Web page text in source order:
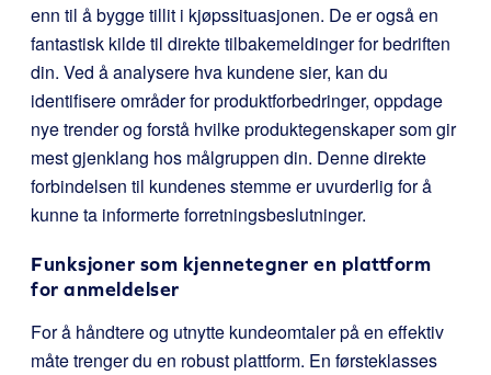
enn til å bygge tillit i kjøpssituasjonen. De er også en
fantastisk kilde til direkte tilbakemeldinger for bedriften
din. Ved å analysere hva kundene sier, kan du
identifisere områder for produktforbedringer, oppdage
nye trender og forstå hvilke produktegenskaper som gir
mest gjenklang hos målgruppen din. Denne direkte
forbindelsen til kundenes stemme er uvurderlig for å
kunne ta informerte forretningsbeslutninger.
Funksjoner som kjennetegner en plattform
for anmeldelser
For å håndtere og utnytte kundeomtaler på en effektiv
måte trenger du en robust plattform. En førsteklasses